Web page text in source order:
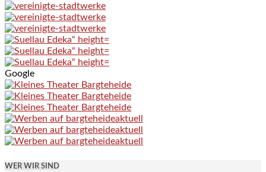
Google
WER WIR SIND